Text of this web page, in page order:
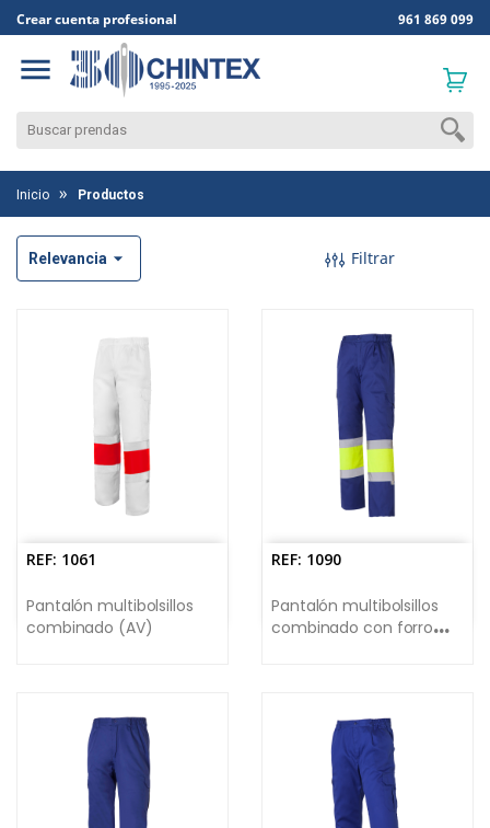
Crear cuenta profesional 961 869 099

Inicio Productos
Relevancia  Filtrar
REF: 1061
Pantalón multibolsillos
combinado (AV)
REF: 1090
Pantalón multibolsillos
combinado con forro